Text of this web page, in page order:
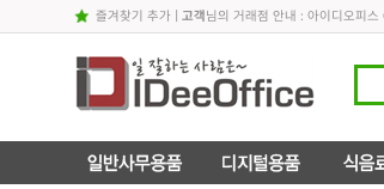
즐겨찾기 추가| 고객님의 거래점 안내 : 아이디오피스